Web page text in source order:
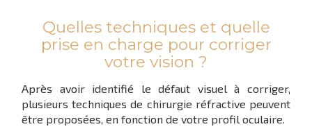
Quelles techniques et quelle
prise en charge pour corriger
votre vision ?
Après avoir identifié le défaut visuel à corriger,
plusieurs techniques de chirurgie réfractive peuvent
être proposées, en fonction de votre profil oculaire.